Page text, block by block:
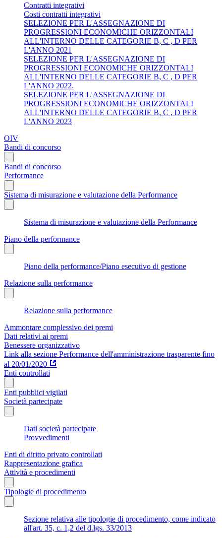
Contratti integrativi
Costi contratti integrativi
SELEZIONE PER L'ASSEGNAZIONE DI
PROGRESSIONI ECONOMICHE ORIZZONTALI
ALL'INTERNO DELLE CATEGORIE B, C , D PER
L'ANNO 2021
SELEZIONE PER L'ASSEGNAZIONE DI
PROGRESSIONI ECONOMICHE ORIZZONTALI
ALL'INTERNO DELLE CATEGORIE B, C , D PER
L'ANNO 2022.
SELEZIONE PER L'ASSEGNAZIONE DI
PROGRESSIONI ECONOMICHE ORIZZONTALI
ALL'INTERNO DELLE CATEGORIE B, C , D PER
L'ANNO 2023
OIV
Bandi di concorso
Bandi di concorso
Performance
Sistema di misurazione e valutazione della Performance
Sistema di misurazione e valutazione della Performance
Piano della performance
Piano della performance/Piano esecutivo di gestione
Relazione sulla performance
Relazione sulla performance
Ammontare complessivo dei premi
Dati relativi ai premi
Benessere organizzativo
Link alla sezione Performance dell'amministrazione trasparente fino
al 20/01/2020
Enti controllati
Enti pubblici vigilati
Società partecipate
Dati società partecipate
Provvedimenti
Enti di diritto privato controllati
Rappresentazione grafica
Attività e procedimenti
Tipologie di procedimento
Sezione relativa alle tipologie di procedimento, come indicato
all'art. 35, c. 1,2 del d.lgs. 33/2013